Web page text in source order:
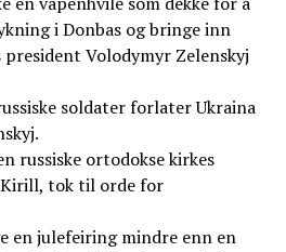
i Donbas og bringe inn
Volodymyr Zelenskyj
soldater forlater Ukraina
russiske ortodokse kirkes
tok til orde for
en julefeiring mindre enn en